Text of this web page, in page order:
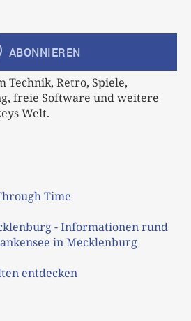
Technik, Retro, Spiele,
freie Software und weitere
Welt.
Time
- Informationen rund
in Mecklenburg
entdecken